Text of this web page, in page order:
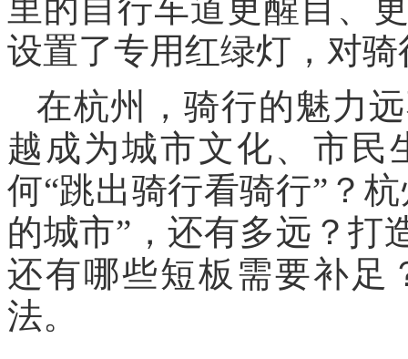
里的自行车道更醒目、
设置了专用红绿灯，对
在杭州，骑行的魅力
越成为城市文化、市民
何“跳出骑行看骑行”？
的城市”，还有多远？打
还有哪些短板需要补足
法。